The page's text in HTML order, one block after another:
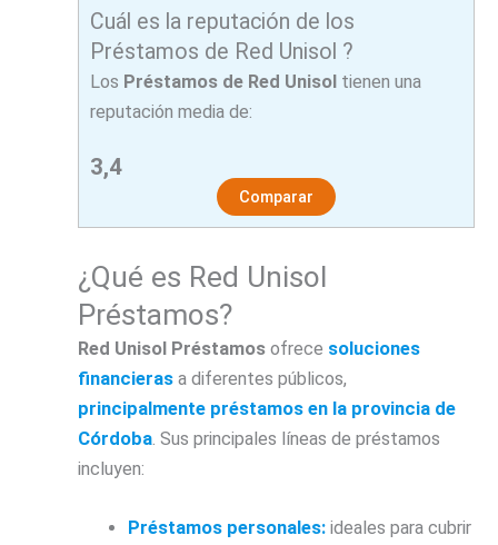
Cuál es la reputación de los
Préstamos de Red Unisol ?
Los Préstamos de Red Unisol tienen una
reputación media de:
3,4
Comparar
¿Qué es Red Unisol
Préstamos?
Red Unisol Préstamosofrece soluciones
financieras a diferentes públicos,
principalmente préstamos en la provincia de
Córdoba. Sus principales líneas de préstamos
incluyen:
Préstamos personales:ideales para cubrir